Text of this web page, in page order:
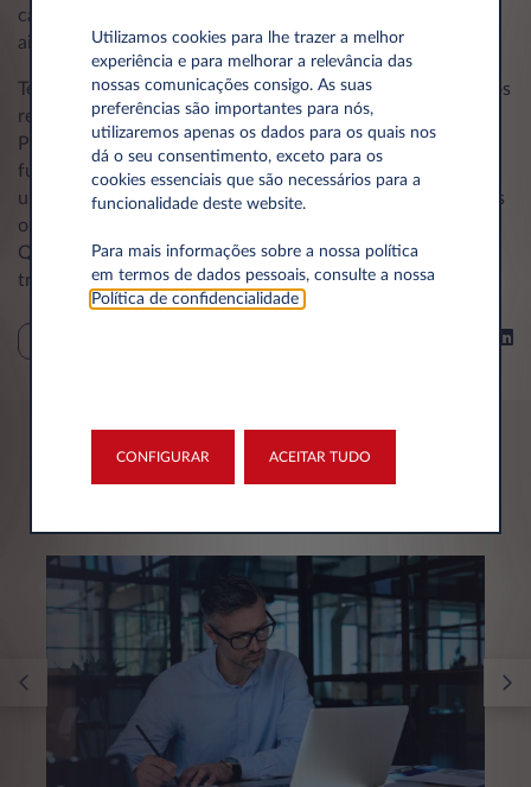
carregamento públicos têm vindo a melhorar, tornando
ainda mais fácil a gestão da autonomia.
Ter acesso a informação é a base para a desmistificação dos
receios sobre a eletrificação.
Pretendemos contribuir para processos de decisão
fundamentados e uma utilização consciente, promovendo
uma experiência que cumpra com as expectativas e com as
oportunidades do futuro da mobilidade.
Queremos que enfrente com confiança os desafios desta
transição!
Poderá ter interesse em
Utilizamos cookies para lhe trazer a melhor
experiência e para melhorar a relevância das
nossas comunicações consigo. As suas
preferências são importantes para nós,
utilizaremos apenas os dados para os quais nos
dá o seu consentimento, exceto para os
cookies essenciais que são necessários para a
funcionalidade deste website.
Para mais informações sobre a nossa política
em termos de dados pessoais, consulte a nossa
Política de confidencialidade.
CONFIGURAR ACEITAR TUDO